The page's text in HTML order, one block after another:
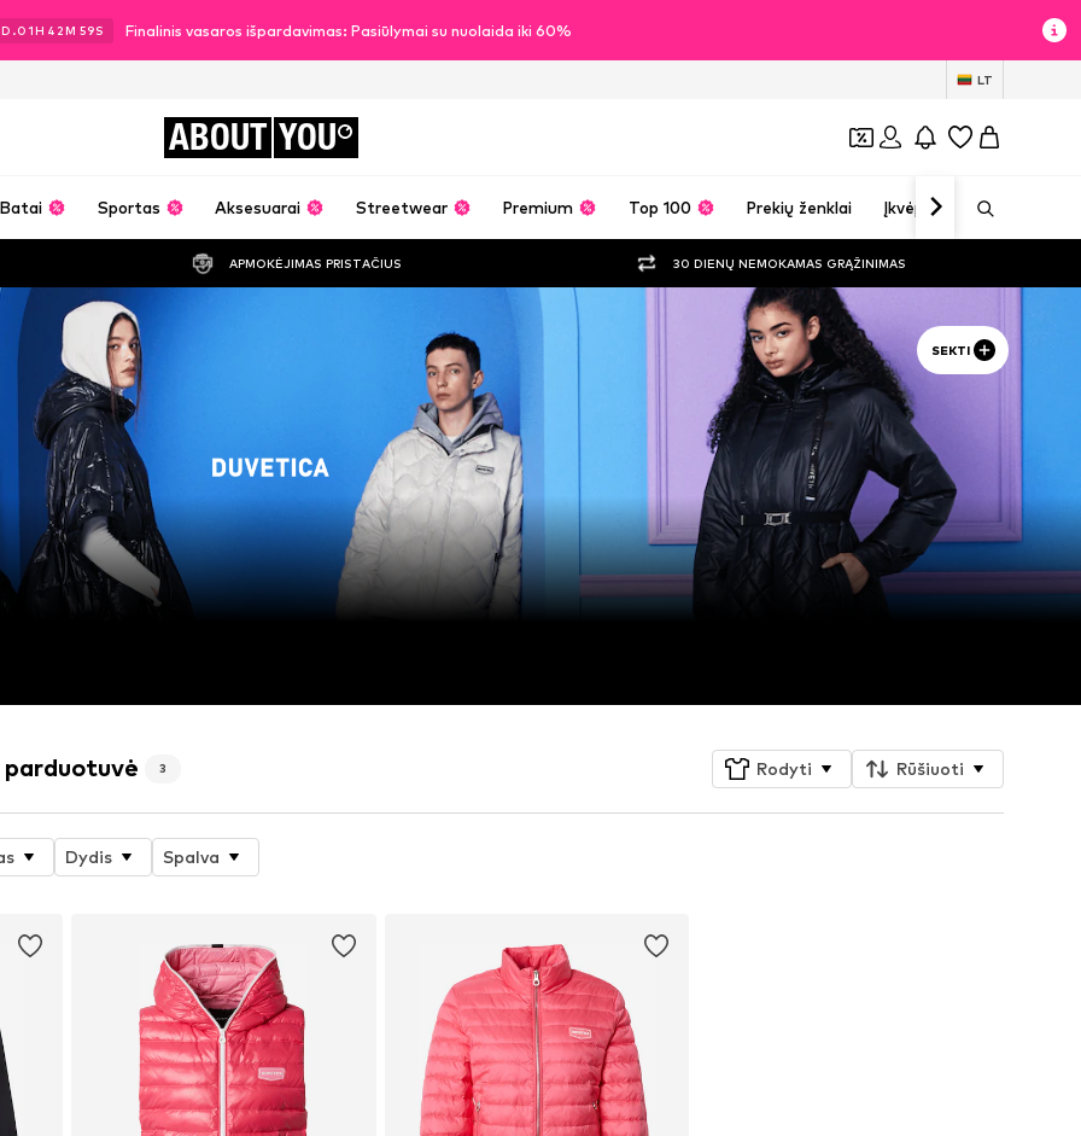
D.01H 42M 58S Finalinis vasaros išpardavimas: Pasiūlymai su nuolaida iki 60%
LT
ABOUT YOU
Batai Sportas Aksesuarai Streetwear Premium Top 100 Prekių ženklai Įkvėpimas
APMOKĖJIMAS PRISTAČIUS 30 DIENŲ NEMOKAMAS GRĄŽINIMAS
SEKTI
3 Rodyti Rūšiuoti
Dydis Spalva